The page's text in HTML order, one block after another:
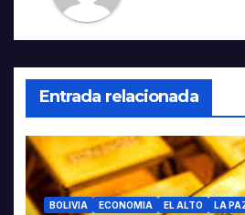
Entrada relacionada
BOLIVIA ECONOMIA EL ALTO LA